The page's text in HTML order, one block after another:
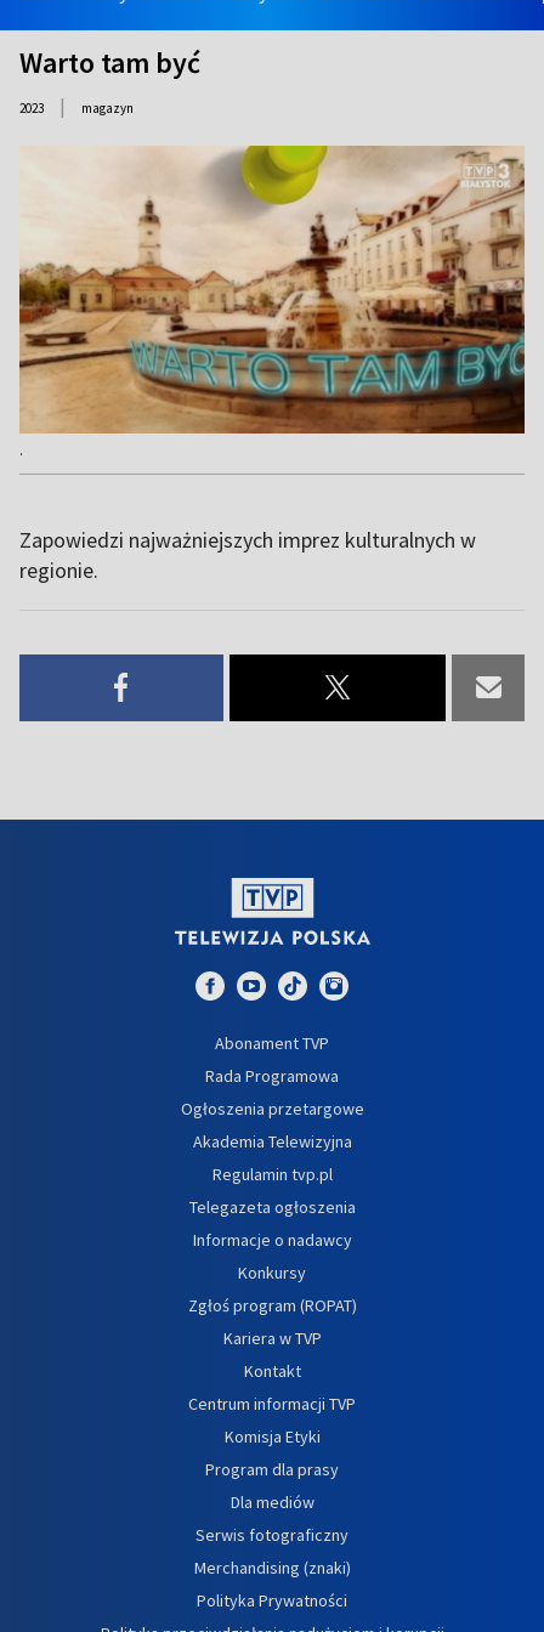
Warto tam być
2023 | magazyn
.
Zapowiedzi najważniejszych imprez kulturalnych w
regionie.
Abonament TVP
Rada Programowa
Ogłoszenia przetargowe
Akademia Telewizyjna
Regulamin tvp.pl
Telegazeta ogłoszenia
Informacje o nadawcy
Konkursy
Zgłoś program (ROPAT)
Kariera w TVP
Kontakt
Centrum informacji TVP
Komisja Etyki
Program dla prasy
Dla mediów
Serwis fotograficzny
Merchandising (znaki)
Polityka Prywatności